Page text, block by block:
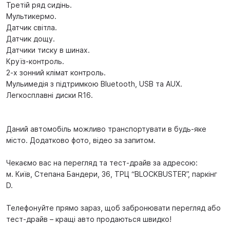
Третій ряд сидінь.
Мультикермо.
Датчик світла.
Датчик дощу.
Датчики тиску в шинах.
Круїз-контроль.
2-х зонний клімат контроль.
Мульимедія з підтримкою Bluetooth, USB та AUX.
Легкосплавні диски R16.
Даний автомобіль можливо транспортувати в будь-яке
місто. Додатково фото, відео за запитом.
Чекаємо вас на перегляд та тест-драйв за адресою:
м. Київ, Степана Бандери, 36, ТРЦ “BLOCKBUSTER”, паркінг
D.
Телефонуйте прямо зараз, щоб забронювати перегляд або
тест-драйв – кращі авто продаються швидко!